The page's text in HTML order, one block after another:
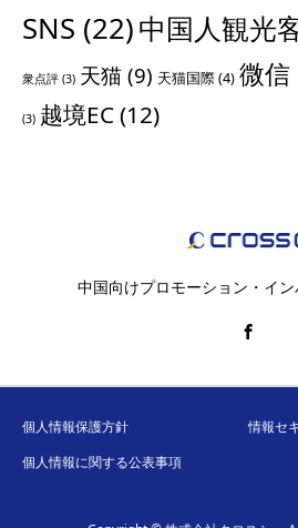
SNS (22)中国人観光
衆点評 (3) 天猫 (9) 天猫国際(4) 微信
(3) 越境EC(12)
中国向けプロモーション・イ
個人情報保護方針
情報セ
個人情報に関する公表事項